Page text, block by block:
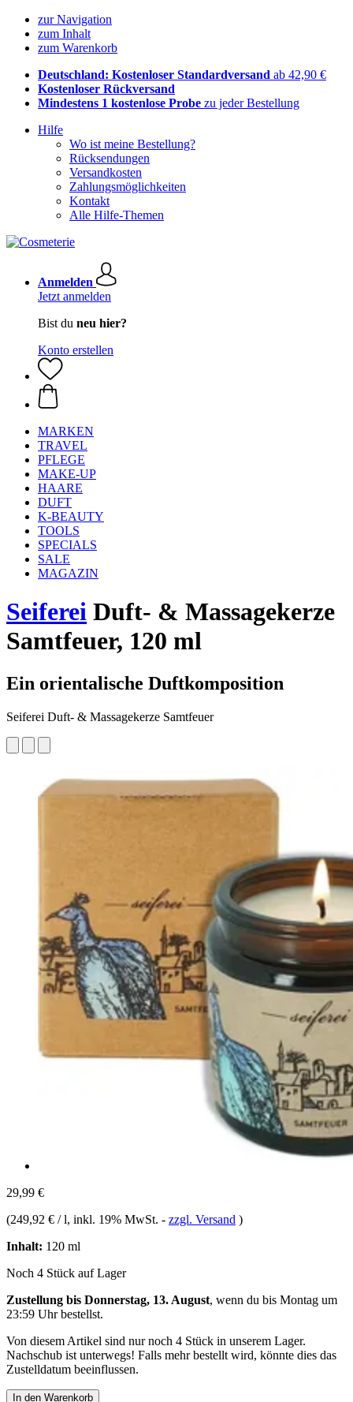
zur Navigation
zum Inhalt
zum Warenkorb
Deutschland: Kostenloser Standardversand ab 42,90 €
Kostenloser Rückversand
Mindestens 1 kostenlose Probe zu jeder Bestellung
Hilfe
Wo ist meine Bestellung?
Rücksendungen
Versandkosten
Zahlungsmöglichkeiten
Kontakt
Alle Hilfe-Themen
Anmelden
Jetzt anmelden
Bist du neu hier?
Konto erstellen
MARKEN
TRAVEL
PFLEGE
MAKE-UP
HAARE
DUFT
K-BEAUTY
TOOLS
SPECIALS
SALE
MAGAZIN
Seiferei Duft- & Massagekerze
Samtfeuer, 120 ml
Ein orientalische Duftkomposition
Seiferei Duft- & Massagekerze Samtfeuer
29,99 €
(249,92 € / l, inkl. 19% MwSt. - zzgl. Versand )
Inhalt: 120 ml
Noch 4 Stück auf Lager
Zustellung bis Donnerstag, 13. August, wenn du bis Montag um
23:59 Uhrbestellst.
Von diesem Artikel sind nur noch 4 Stück in unserem Lager.
Nachschub ist unterwegs! Falls mehr bestellt wird, könnte dies das
Zustelldatum beeinflussen.
In den Warenkorb